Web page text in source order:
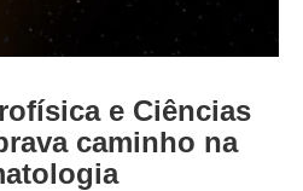
e Ciências
caminho na